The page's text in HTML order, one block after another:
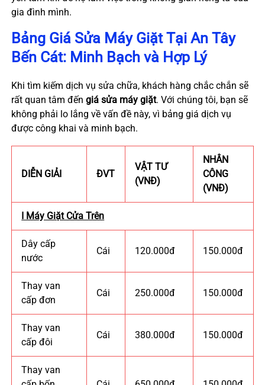
gia đình mình.
Bảng Giá Sửa Máy Giặt Tại An Tây
Bến Cát: Minh Bạch và Hợp Lý
Khi tìm kiếm dịch vụ sửa chữa, khách hàng chắc chắn sẽ
rất quan tâm đến giá sửa máy giặt. Với chúng tôi, bạn sẽ
không phải lo lắng về vấn đề này, vì bảng giá dịch vụ
được công khai và minh bạch.
DIỄN GIẢI ĐVT
VẬT TƯ
(VNĐ)
NHÂN
CÔNG
(VNĐ)
I Máy Giặt Cửa Trên
Dây cấp
nước
Cái 120.000đ 150.000đ
Thay van
cấp đơn
Cái 250.000đ 150.000đ
Thay van
cấp đôi
Cái 380.000đ 150.000đ
Thay van